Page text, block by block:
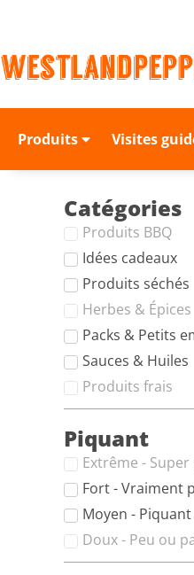
Produits Visites
Catégories
Produits BBQ
Idées cadeaux
Produits séchés
Herbes & Épices
Packs & Petits
Sauces & Huiles
Produits frais
Piquant
Extrême -
Fort - Vraiment
Moyen -
Doux - Peu ou